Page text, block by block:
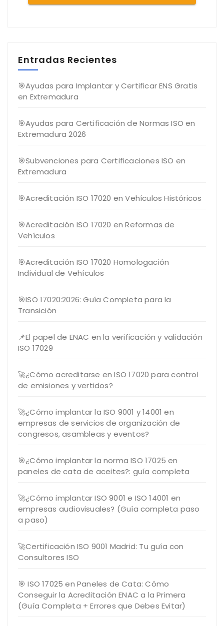
Entradas Recientes
🎯Ayudas para Implantar y Certificar ENS Gratis
en Extremadura
🎯Ayudas para Certificación de Normas ISO en
Extremadura 2026
🎯Subvenciones para Certificaciones ISO en
Extremadura
🎯Acreditación ISO 17020 en Vehículos Históricos
🎯Acreditación ISO 17020 en Reformas de
Vehículos
🎯Acreditación ISO 17020 Homologación
Individual de Vehículos
🎯ISO 17020:2026: Guía Completa para la
Transición
📌El papel de ENAC en la verificación y validación
ISO 17029
🚀¿Cómo acreditarse en ISO 17020 para control
de emisiones y vertidos?
🚀¿Cómo implantar la ISO 9001 y 14001 en
empresas de servicios de organización de
congresos, asambleas y eventos?
🎯¿Cómo implantar la norma ISO 17025 en
paneles de cata de aceites?: guía completa
🚀¿Cómo implantar ISO 9001 e ISO 14001 en
empresas audiovisuales? (Guía completa paso
a paso)
🚀Certificación ISO 9001 Madrid: Tu guía con
Consultores ISO
🎯 ISO 17025 en Paneles de Cata: Cómo
Conseguir la Acreditación ENAC a la Primera
(Guía Completa + Errores que Debes Evitar)